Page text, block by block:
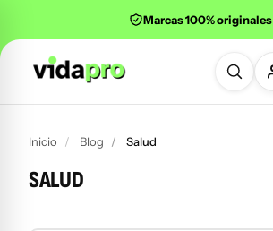
Marcas 100% originales
Buscar productos
Inicio Blog Salud
SALUD